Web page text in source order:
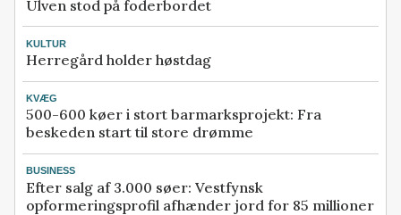
Ulven stod på foderbordet
KULTUR
Herregård holder høstdag
KVÆG
500-600 køer i stort barmarksprojekt: Fra
beskeden start til store drømme
BUSINESS
Efter salg af 3.000 søer: Vestfynsk
opformeringsprofil afhænder jord for 85 millioner